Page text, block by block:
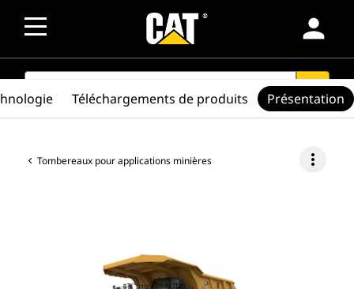
person
SEARCH search
Tombereaux pour applications minières more_vert
Téléchargements de produits Présentation